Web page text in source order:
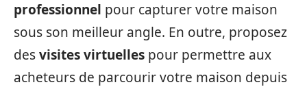
professionnel pour capturer votre maison
sous son meilleur angle. En outre, proposez
desvisites virtuelles pour permettre aux
acheteurs de parcourir votre maison depuis